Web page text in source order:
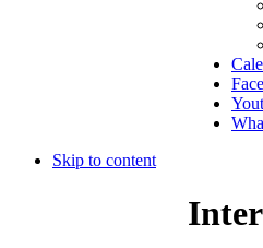
Skip to content